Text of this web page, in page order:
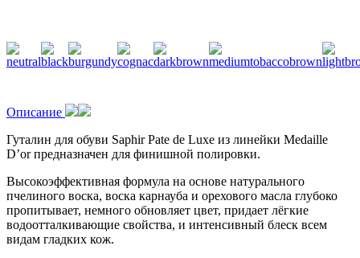
Описание
Гуталин для обуви Saphir Pate de Luxe из линейки Medaille
D’or предназначен для финишной полировки.
Высокоэффективная формула на основе натурального
пчелиного воска, воска карнауба и орехового масла глубоко
пропитывает, немного обновляет цвет, придает лёгкие
водоотталкивающие свойства, и интенсивный блеск всем
видам гладких кож.